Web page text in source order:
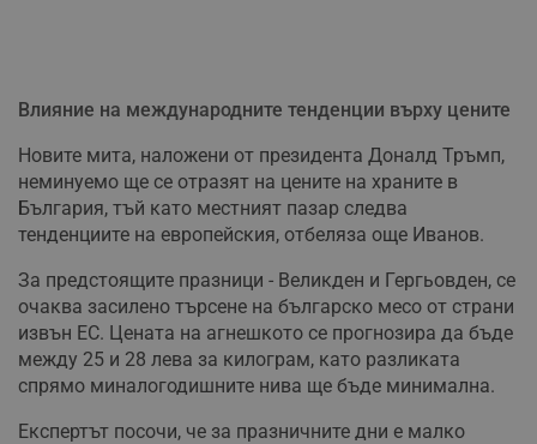
Влияние на международните тенденции върху цените
Новите мита, наложени от президента Доналд Тръмп,
неминуемо ще се отразят на цените на храните в
България, тъй като местният пазар следва
тенденциите на европейския, отбеляза още Иванов.
За предстоящите празници - Великден и Гергьовден, се
очаква засилено търсене на българско месо от страни
извън ЕС. Цената на агнешкото се прогнозира да бъде
между 25 и 28 лева за килограм, като разликата
спрямо миналогодишните нива ще бъде минимална.
Експертът посочи, че за празничните дни е малко